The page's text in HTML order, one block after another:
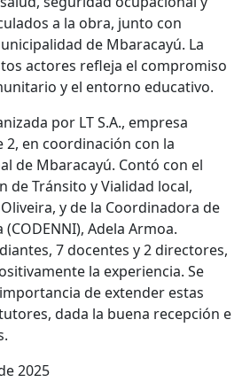
a la obra, junto con
de Mbaracayú. La
actores refleja el compromiso
y el entorno educativo.
por LT S.A., empresa
2, en coordinación con la
de Mbaracayú. Contó con el
de Tránsito y Vialidad local,
y de la Coordinadora de
Adela Armoa.
7 docentes y 2 directores,
la experiencia. Se
de extender estas
dada la buena recepción e
2025